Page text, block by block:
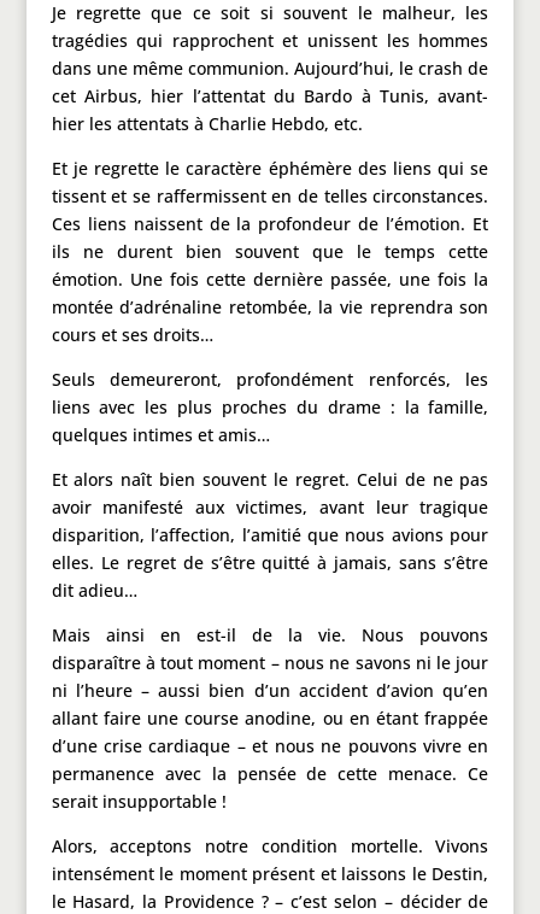
Je regrette que ce soit si souvent le malheur, les
tragédies qui rapprochent et unissent les hommes
dans une même communion. Aujourd’hui, le crash de
cet Airbus, hier l’attentat du Bardo à Tunis, avant-
hier les attentats à Charlie Hebdo, etc.
Et je regrette le caractère éphémère des liens qui se
tissent et se raffermissent en de telles circonstances.
Ces liens naissent de la profondeur de l’émotion. Et
ils ne durent bien souvent que le temps cette
émotion. Une fois cette dernière passée, une fois la
montée d’adrénaline retombée, la vie reprendra son
cours et ses droits…
Seuls demeureront, profondément renforcés, les
liens avec les plus proches du drame : la famille,
quelques intimes et amis…
Et alors naît bien souvent le regret. Celui de ne pas
avoir manifesté aux victimes, avant leur tragique
disparition, l’affection, l’amitié que nous avions pour
elles. Le regret de s’être quitté à jamais, sans s’être
dit adieu…
Mais ainsi en est-il de la vie. Nous pouvons
disparaître à tout moment – nous ne savons ni le jour
ni l’heure – aussi bien d’un accident d’avion qu’en
allant faire une course anodine, ou en étant frappée
d’une crise cardiaque – et nous ne pouvons vivre en
permanence avec la pensée de cette menace. Ce
serait insupportable !
Alors, acceptons notre condition mortelle. Vivons
intensément le moment présent et laissons le Destin,
le Hasard, la Providence ? – c’est selon – décider de